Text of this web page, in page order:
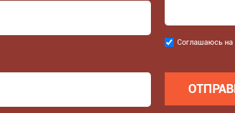
Соглашаюсь
данных
Соглашаюсь на